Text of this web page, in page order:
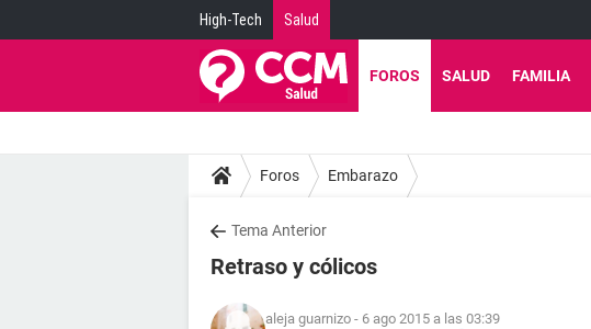
High-Tech Salud
FOROS SALUD FAMILIA
Foros Embarazo
Tema Anterior
Retraso y cólicos
aleja guarnizo - 6 ago 2015 a las 03:39